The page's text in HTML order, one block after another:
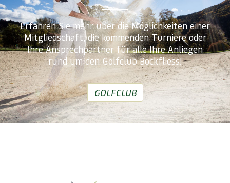
Erfahren Sie mehr über die Möglichkeiten einer
Mitgliedschaft, die kommenden Turniere oder
Ihre Ansprechpartner für alle Ihre Anliegen
rund um den Golfclub Bockfliess!
GOLFCLUB